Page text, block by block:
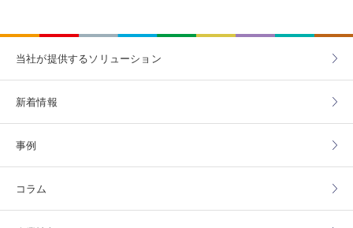
当社が提供する ソリューション
新着情報
事例
コラム